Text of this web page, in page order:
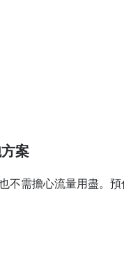
案
不需擔心流量用盡。